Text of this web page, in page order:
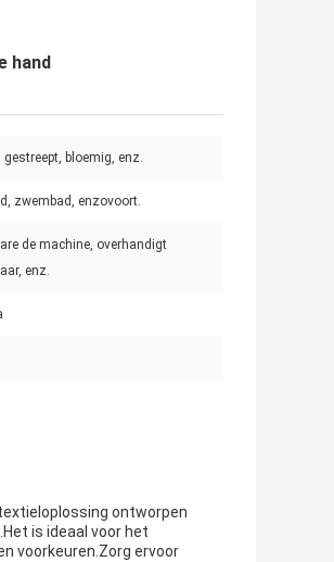
hand
gestreept, bloemig, enz.
zwembad, enzovoort.
de machine, overhandigt
enz.
ontworpen
is ideaal voor het
voorkeuren.Zorg ervoor